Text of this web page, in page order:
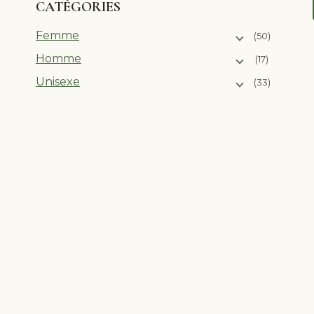
CATÉGORIES
Femme (50)
Homme (17)
Unisexe (33)